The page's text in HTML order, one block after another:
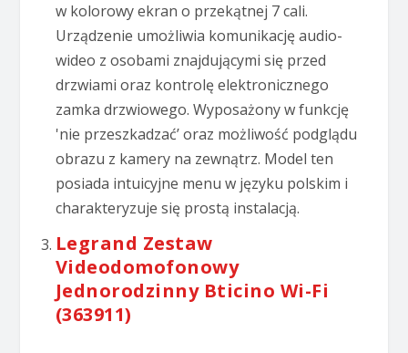
w kolorowy ekran o przekątnej 7 cali.
Urządzenie umożliwia komunikację audio-
wideo z osobami znajdującymi się przed
drzwiami oraz kontrolę elektronicznego
zamka drzwiowego. Wyposażony w funkcję
'nie przeszkadzać’ oraz możliwość podglądu
obrazu z kamery na zewnątrz. Model ten
posiada intuicyjne menu w języku polskim i
charakteryzuje się prostą instalacją.
Legrand Zestaw
Videodomofonowy
Jednorodzinny Bticino Wi-Fi
(363911)